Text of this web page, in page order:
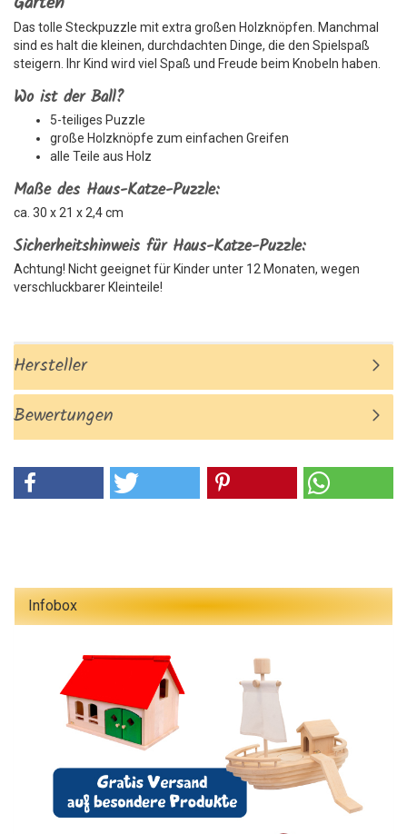
Das tolle Steckpuzzle mit extra großen Holzknöpfen. Manchmal
sind es halt die kleinen, durchdachten Dinge, die den Spielspaß
steigern. Ihr Kind wird viel Spaß und Freude beim Knobeln haben.
Wo ist der Ball?
5-teiliges Puzzle
große Holzknöpfe zum einfachen Greifen
alle Teile aus Holz
Maße des Haus-Katze-Puzzle:
ca. 30 x 21 x 2,4 cm
Sicherheitshinweis für Haus-Katze-Puzzle:
Achtung! Nicht geeignet für Kinder unter 12 Monaten, wegen
verschluckbarer Kleinteile!
Hersteller
Bewertungen
Infobox